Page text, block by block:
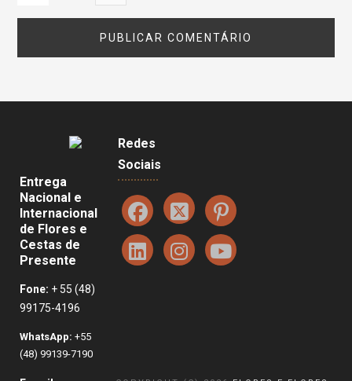
Entrega
Nacional e
Internacional
de Flores e
Cestas de
Presente
Fone: + 55 (48)
99175-4196
WhatsApp: +55
(48) 99139-7190
Redes
Sociais